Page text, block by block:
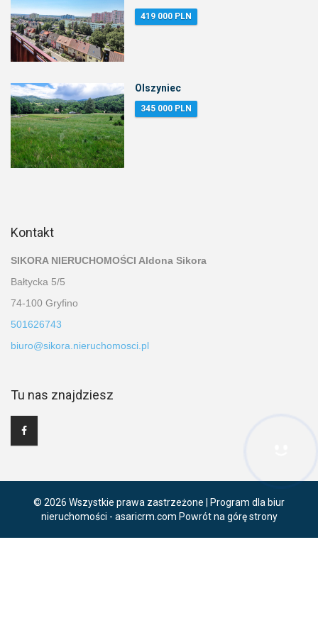
419 000 PLN
Olszyniec
345 000 PLN
Kontakt
SIKORA NIERUCHOMOŚCI Aldona Sikora
Bałtycka 5/5
74-100 Gryfino
501626743
biuro@sikora.nieruchomosci.pl
Tu nas znajdziesz
© 2026 Wszystkie prawa zastrzeżone | Program dla biur
nieruchomości - asaricrm.com Powrót na górę strony